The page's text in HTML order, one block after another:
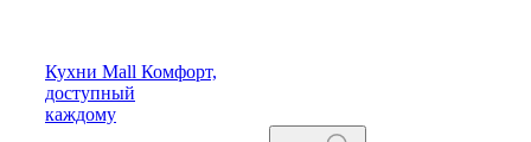
Кухни Mall Комфорт,
доступный
каждому